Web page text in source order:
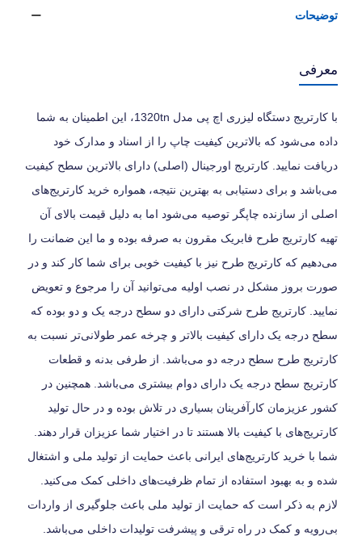
توضیحات
معرفی
با کارتریج دستگاه لیزری اچ پی مدل 1320tn، این اطمینان به شما
داده می‌شود که بالاترین کیفیت چاپ را از اسناد و مدارک خود
دریافت نمایید. کارتریج اورجینال (اصلی) دارای بالاترین سطح کیفیت
می‌باشد و برای دستیابی به بهترین نتیجه، همواره خرید کارتریج‌های
اصلی از سازنده چاپگر توصیه می‌شود اما به دلیل قیمت بالای آن
تهیه کارتریج طرح فابریک مقرون به صرفه بوده و ما این ضمانت را
می‌دهیم که کارتریج طرح نیز با کیفیت خوبی برای شما کار کند و در
صورت بروز مشکل در نصب اولیه می‌توانید آن را مرجوع و تعویض
نمایید. کارتریج طرح شرکتی دارای دو سطح درجه یک و دو بوده که
سطح درجه یک دارای کیفیت بالاتر و چرخه عمر طولانی‌تر نسبت به
کارتریج طرح سطح درجه دو می‌باشد. از طرفی بدنه و قطعات
کارتریج سطح درجه یک دارای دوام بیشتری می‌باشد. همچنین در
کشور عزیزمان کارآفرینان بسیاری در تلاش بوده و در حال تولید
کارتریج‌های با کیفیت بالا هستند تا در اختیار شما عزیزان قرار دهند.
شما با خرید کارتریج‌های ایرانی باعث حمایت از تولید ملی و اشتغال
شده و به بهبود استفاده از تمام ظرفیت‌های داخلی کمک می‌کنید.
لازم به ذکر است که حمایت از تولید ملی باعث جلوگیری از واردات
بی‌رویه و کمک در راه ترقی و پیشرفت تولیدات داخلی می‌باشد.